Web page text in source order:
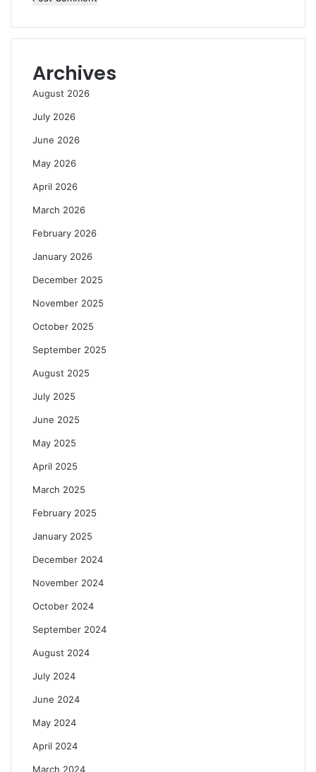
Archives
August 2026
July 2026
June 2026
May 2026
April 2026
March 2026
February 2026
January 2026
December 2025
November 2025
October 2025
September 2025
August 2025
July 2025
June 2025
May 2025
April 2025
March 2025
February 2025
January 2025
December 2024
November 2024
October 2024
September 2024
August 2024
July 2024
June 2024
May 2024
April 2024
March 2024